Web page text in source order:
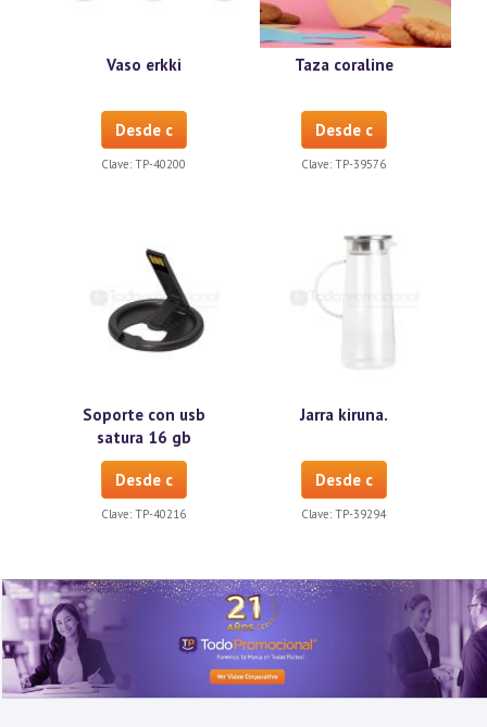
Vaso erkki
Desde c
Clave: TP-40200
Taza coraline
Desde c
Clave: TP-39576
Soporte con usb
satura 16 gb
Desde c
Clave: TP-40216
Jarra kiruna.
Desde c
Clave: TP-39294